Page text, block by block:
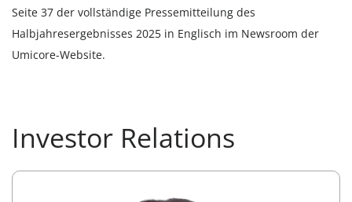
Seite 37 der vollständige Pressemitteilung des
Halbjahresergebnisses 2025 in Englisch im Newsroom der
Umicore-Website.
Investor Relations